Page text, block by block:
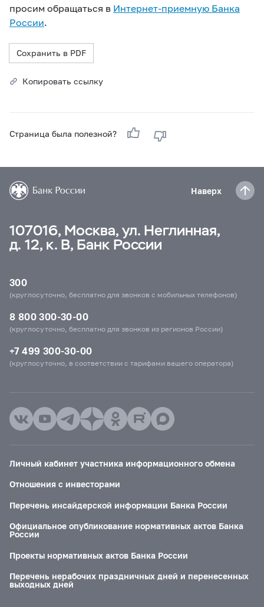
просим обращаться в Интернет-приемную Банка
России.
Сохранить в PDF
Копировать ссылку
Страница была полезной?
Наверх
107016, Москва, ул. Неглинная,
д. 12, к. В, Банк России
300
(круглосуточно, бесплатно для звонков с мобильных телефонов)
8 800 300-30-00
(круглосуточно, бесплатно для звонков из регионов России)
+7 499 300-30-00
(круглосуточно, в соответствии с тарифами вашего оператора)
Личный кабинет участника информационного обмена
Отношения с инвесторами
Перечень инсайдерской информации Банка России
Официальное опубликование нормативных актов Банка
России
Проекты нормативных актов Банка России
Перечень нерабочих праздничных дней и перенесенных
выходных дней